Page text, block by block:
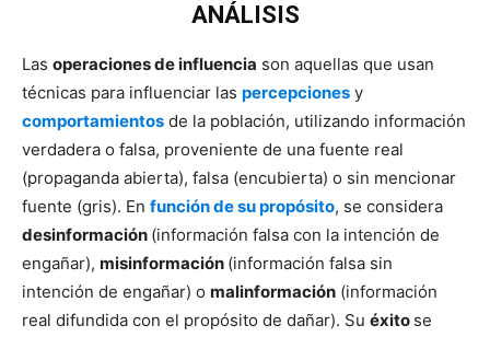
ANÁLISIS
Las operaciones de influencia son aquellas que usan
técnicas para influenciar las percepciones y
comportamientos de la población, utilizando información
verdadera o falsa, proveniente de una fuente real
(propaganda abierta), falsa (encubierta) o sin mencionar
fuente (gris). En función de su propósito, se considera
desinformación (información falsa con la intención de
engañar), misinformación (información falsa sin
intención de engañar) o malinformación (información
real difundida con el propósito de dañar). Su éxito se